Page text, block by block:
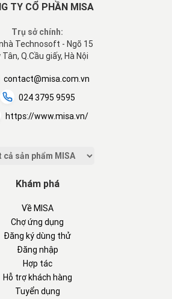
TY CỔ PHẦN MISA
Trụ sở chính:
Technosoft - Ngõ 15
Tân, Q.Cầu giấy, Hà Nội
contact@misa.com.vn
024 3795 9595
https://www.misa.vn/
Khám phá
Về MISA
Chợ ứng dụng
Đăng ký dùng thử
Đăng nhập
Hợp tác
Hỗ trợ khách hàng
Tuyển dụng